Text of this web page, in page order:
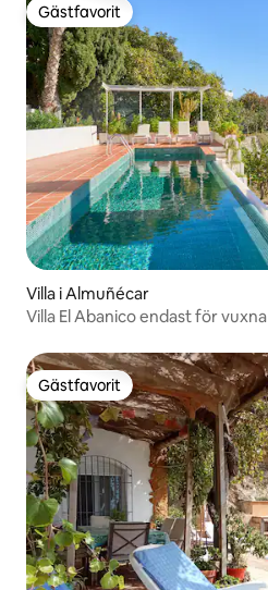
Gästfavorit
Gästfavorit
Villa i Almuñécar
Villa El Abanico endast för vuxna
Gästfavorit
Gästfavorit